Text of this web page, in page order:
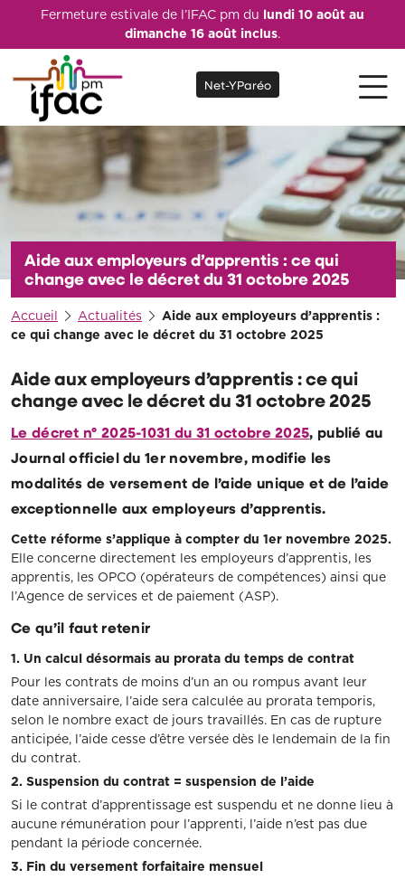
Fermeture estivale de l’IFAC pm du lundi 10 août au
dimanche 16 août inclus.
Net-YParéo
Aide aux employeurs d’apprentis : ce qui
change avec le décret du 31 octobre 2025
Accueil Actualités
Aide aux employeurs d’apprentis :
ce qui change avec le décret du 31 octobre 2025
Aide aux employeurs d’apprentis : ce qui
change avec le décret du 31 octobre 2025
Le décret n° 2025-1031 du 31 octobre 2025, publié au
Journal officiel du 1er novembre, modifie les
modalités de versement de l’aide unique et de l’aide
exceptionnelle aux employeurs d’apprentis.
Cette réforme s’applique à compter du 1er novembre 2025.
Elle concerne directement les employeurs d’apprentis, les
apprentis, les OPCO (opérateurs de compétences) ainsi que
l’Agence de services et de paiement (ASP).
Ce qu’il faut retenir
1. Un calcul désormais au prorata du temps de contrat
Pour les contrats de moins d’un an ou rompus avant leur
date anniversaire, l’aide sera calculée au prorata temporis,
selon le nombre exact de jours travaillés. En cas de rupture
anticipée, l’aide cesse d’être versée dès le lendemain de la fin
du contrat.
2. Suspension du contrat = suspension de l’aide
Si le contrat d’apprentissage est suspendu et ne donne lieu à
aucune rémunération pour l’apprenti, l’aide n’est pas due
pendant la période concernée.
3. Fin du versement forfaitaire mensuel